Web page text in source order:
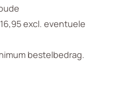
excl. eventuele
bestelbedrag.